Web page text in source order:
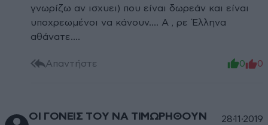
γνωρίζω αν ισχυει) που είναι δωρεάν και είναι
υποχρεωμένοι να κάνουν.... Α , ρε Έλληνα
αθάνατε....
Απαντήστε 0 0
ΟΙ ΓΟΝΕΙΣ ΤΟΥ ΝΑ ΤΙΜΩΡΗΘΟΥΝ
28·11·2019